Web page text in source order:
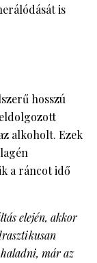
is
hosszú
alkoholt. Ezek
a ráncot idő
elején, akkor
már az